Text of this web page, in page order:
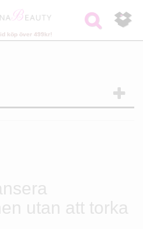
utan att torka
köp över 499kr!
 